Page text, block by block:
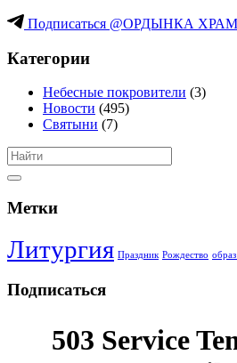
Подписаться @ОРДЫНКА ХРАМ
Категории
Небесные покровители (3)
Новости (495)
Святыни (7)
Метки
Литургия Праздник Рождество
Подписаться